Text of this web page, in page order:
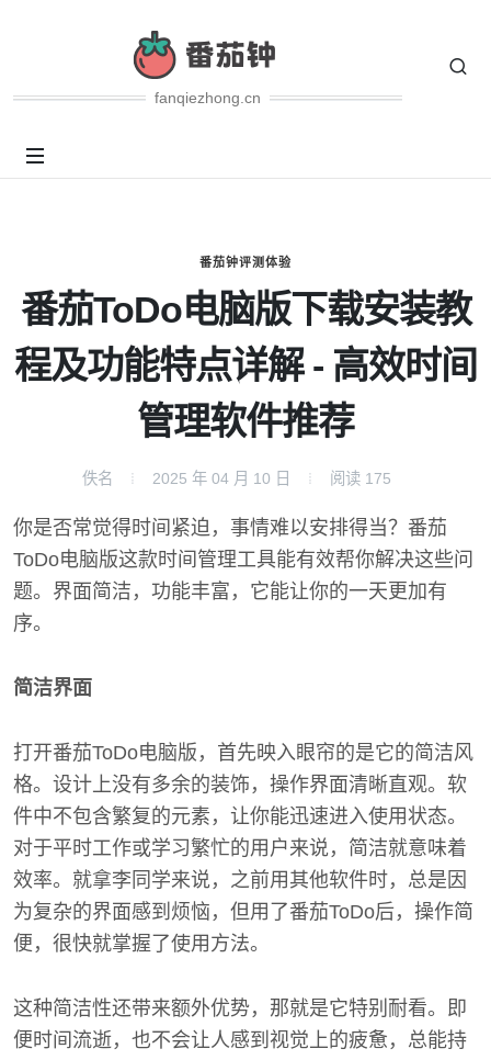
fanqiezhong.cn
番茄钟评测体验
番茄ToDo电脑版下载安装教
程及功能特点详解 - 高效时间
管理软件推荐
佚名 2025 年 04 月 10 日 阅读 175
你是否常觉得时间紧迫，事情难以安排得当？番茄
ToDo电脑版这款时间管理工具能有效帮你解决这些问
题。界面简洁，功能丰富，它能让你的一天更加有
序。
简洁界面
打开番茄ToDo电脑版，首先映入眼帘的是它的简洁风
格。设计上没有多余的装饰，操作界面清晰直观。软
件中不包含繁复的元素，让你能迅速进入使用状态。
对于平时工作或学习繁忙的用户来说，简洁就意味着
效率。就拿李同学来说，之前用其他软件时，总是因
为复杂的界面感到烦恼，但用了番茄ToDo后，操作简
便，很快就掌握了使用方法。
这种简洁性还带来额外优势，那就是它特别耐看。即
便时间流逝，也不会让人感到视觉上的疲惫，总能持